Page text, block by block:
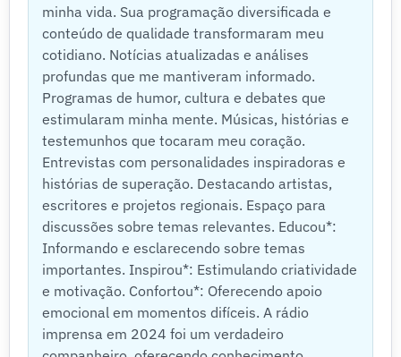
minha vida. Sua programação diversificada e
conteúdo de qualidade transformaram meu
cotidiano. Notícias atualizadas e análises
profundas que me mantiveram informado.
Programas de humor, cultura e debates que
estimularam minha mente. Músicas, histórias e
testemunhos que tocaram meu coração.
Entrevistas com personalidades inspiradoras e
histórias de superação. Destacando artistas,
escritores e projetos regionais. Espaço para
discussões sobre temas relevantes. Educou*:
Informando e esclarecendo sobre temas
importantes. Inspirou*: Estimulando criatividade
e motivação. Confortou*: Oferecendo apoio
emocional em momentos difíceis. A rádio
imprensa em 2024 foi um verdadeiro